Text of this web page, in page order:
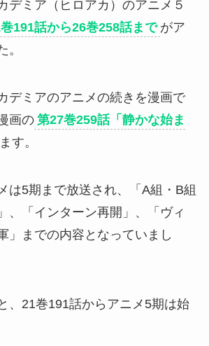
デミア（ヒロアカ）のアニメ５
191話から26巻258話まで がア
。
デミアのアニメの続きを漫画で
画の 第27巻259話「静かな始ま
す。
は5期まで放送され、「A組・B組
、「インターン再開」、「ヴィ
」までの内容となっていまし
、21巻191話からアニメ5期は始